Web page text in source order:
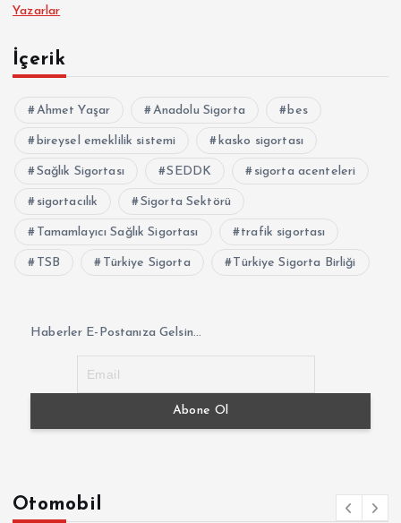
Yazarlar
İçerik
Ahmet Yaşar Anadolu Sigorta bes
bireysel emeklilik sistemi kasko sigortası
Sağlık Sigortası SEDDK sigorta acenteleri
sigortacılık Sigorta Sektörü
Tamamlayıcı Sağlık Sigortası trafik sigortası
TSB Türkiye Sigorta Türkiye Sigorta Birliği
Haberler E-Postanıza Gelsin...
Otomobil